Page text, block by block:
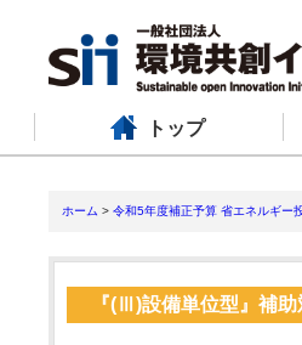
トップ
ホーム > 令和5年度補正予算 省エネルギー
『(Ⅲ)設備単位型』補